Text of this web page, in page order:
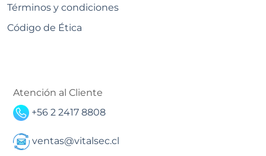
Términos y condiciones
Código de Ética
Atención al Cliente
+56 2 2417 8808
ventas@vitalsec.cl